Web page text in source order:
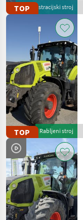
TOP
demonstracijski stroj
TOP Rabljeni stroj